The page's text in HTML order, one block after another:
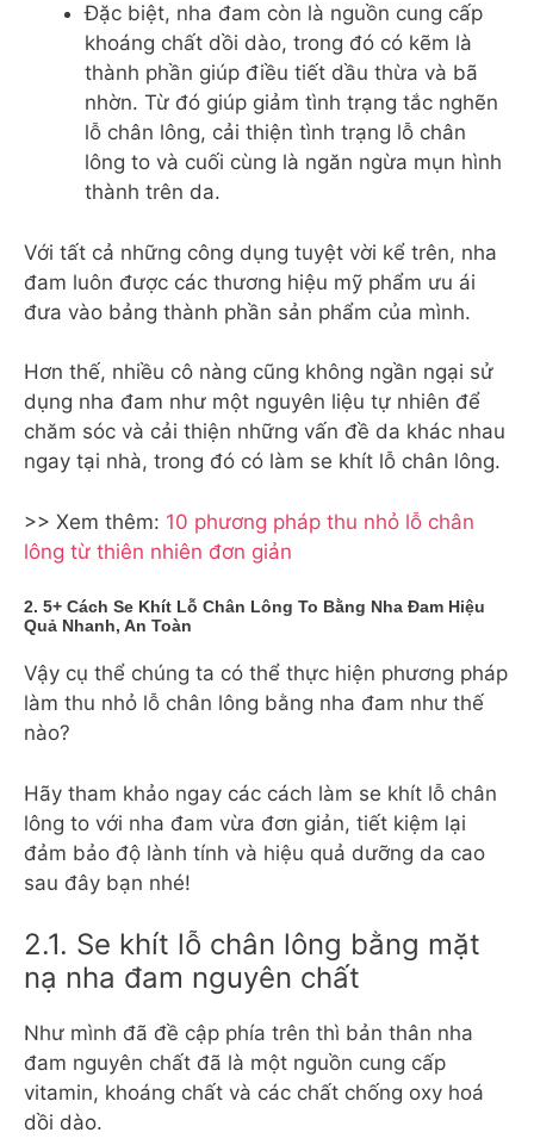
Đặc biệt, nha đam còn là nguồn cung cấp
khoáng chất dồi dào, trong đó có kẽm là
thành phần giúp điều tiết dầu thừa và bã
nhờn. Từ đó giúp giảm tình trạng tắc nghẽn
lỗ chân lông, cải thiện tình trạng lỗ chân
lông to và cuối cùng là ngăn ngừa mụn hình
thành trên da.
Với tất cả những công dụng tuyệt vời kể trên, nha
đam luôn được các thương hiệu mỹ phẩm ưu ái
đưa vào bảng thành phần sản phẩm của mình.
Hơn thế, nhiều cô nàng cũng không ngần ngại sử
dụng nha đam như một nguyên liệu tự nhiên để
chăm sóc và cải thiện những vấn đề da khác nhau
ngay tại nhà, trong đó có làm se khít lỗ chân lông.
>> Xem thêm: 10 phương pháp thu nhỏ lỗ chân
lông từ thiên nhiên đơn giản
2. 5+ Cách Se Khít Lỗ Chân Lông To Bằng Nha Đam Hiệu
Quả Nhanh, An Toàn
Vậy cụ thể chúng ta có thể thực hiện phương pháp
làm thu nhỏ lỗ chân lông bằng nha đam như thế
nào?
Hãy tham khảo ngay các cách làm se khít lỗ chân
lông to với nha đam vừa đơn giản, tiết kiệm lại
đảm bảo độ lành tính và hiệu quả dưỡng da cao
sau đây bạn nhé!
2.1. Se khít lỗ chân lông bằng mặt
nạ nha đam nguyên chất
Như mình đã đề cập phía trên thì bản thân nha
đam nguyên chất đã là một nguồn cung cấp
vitamin, khoáng chất và các chất chống oxy hoá
dồi dào.